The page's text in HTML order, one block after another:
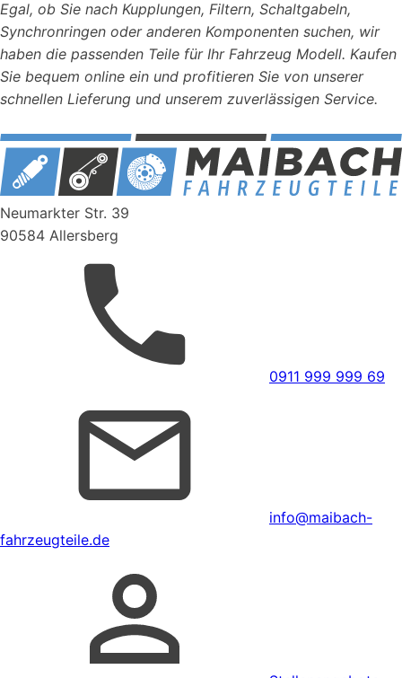
Egal, ob Sie nach Kupplungen, Filtern, Schaltgabeln,
Synchronringen oder anderen Komponenten suchen, wir
haben die passenden Teile für Ihr Fahrzeug Modell. Kaufen
Sie bequem online ein und profitieren Sie von unserer
schnellen Lieferung und unserem zuverlässigen Service.
Neumarkter Str. 39
90584 Allersberg
0911 999 999 69
info@maibach-
fahrzeugteile.de